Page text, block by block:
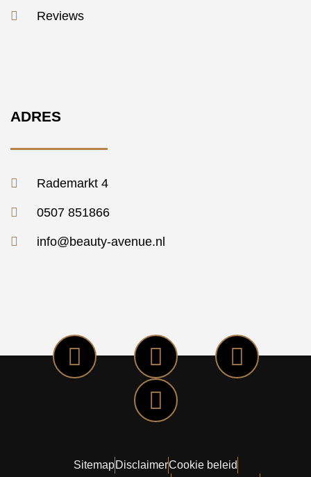
Reviews
ADRES
Rademarkt 4
0507 851866
info@beauty-avenue.nl
Sitemap DisclaimerCookie beleid